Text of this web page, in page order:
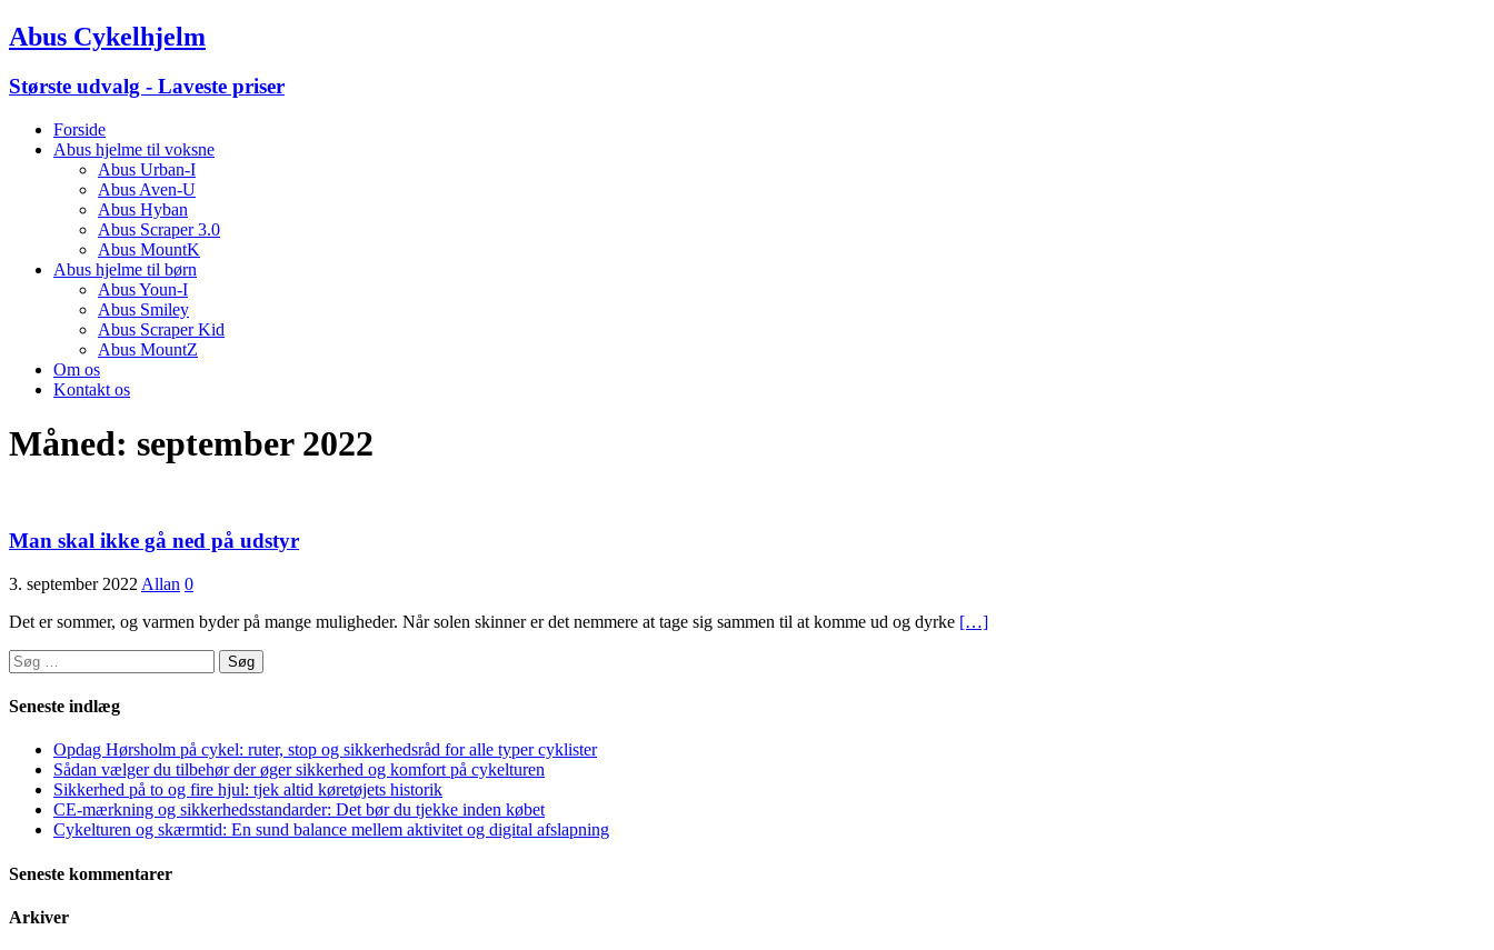
Abus Cykelhjelm
Største udvalg - Laveste priser
Forside
Abus hjelme til voksne
Abus Urban-I
Abus Aven-U
Abus Hyban
Abus Scraper 3.0
Abus MountK
Abus hjelme til børn
Abus Youn-I
Abus Smiley
Abus Scraper Kid
Abus MountZ
Om os
Kontakt os
Måned: september 2022
Man skal ikke gå ned på udstyr
3. september 2022 Allan 0
Det er sommer, og varmen byder på mange muligheder. Når solen skinner er det nemmere at tage sig sammen til at komme ud og dyrke […]
Søg
efter:
Seneste indlæg
Opdag Hørsholm på cykel: ruter, stop og sikkerhedsråd for alle typer cyklister
Sådan vælger du tilbehør der øger sikkerhed og komfort på cykelturen
Sikkerhed på to og fire hjul: tjek altid køretøjets historik
CE-mærkning og sikkerhedsstandarder: Det bør du tjekke inden købet
Cykelturen og skærmtid: En sund balance mellem aktivitet og digital afslapning
Seneste kommentarer
Arkiver